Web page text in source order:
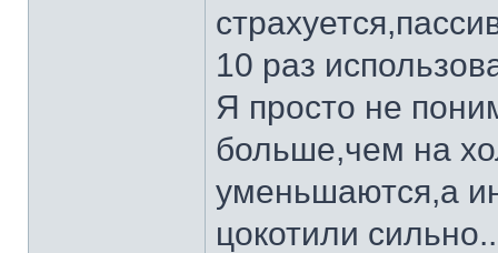
10 раз
Я просто не
больше,чем на
уменьшаются,а
цокотили